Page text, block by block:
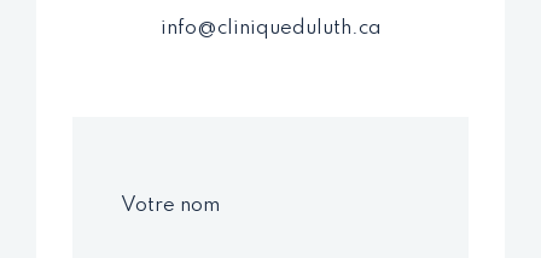
info@cliniqueduluth.ca
Votre nom